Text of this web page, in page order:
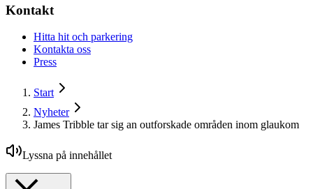
Kontakt
Hitta hit och parkering
Kontakta oss
Press
Start
Nyheter
James Tribble tar sig an outforskade områden inom glaukom
Lyssna på innehållet